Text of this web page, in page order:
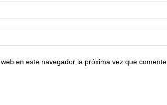
en este navegador la próxima vez que comente.